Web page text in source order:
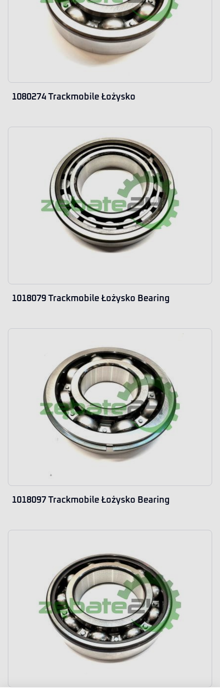
1080274 Trackmobile Łożysko
1018079 Trackmobile Łożysko Bearing
1018097 Trackmobile Łożysko Bearing